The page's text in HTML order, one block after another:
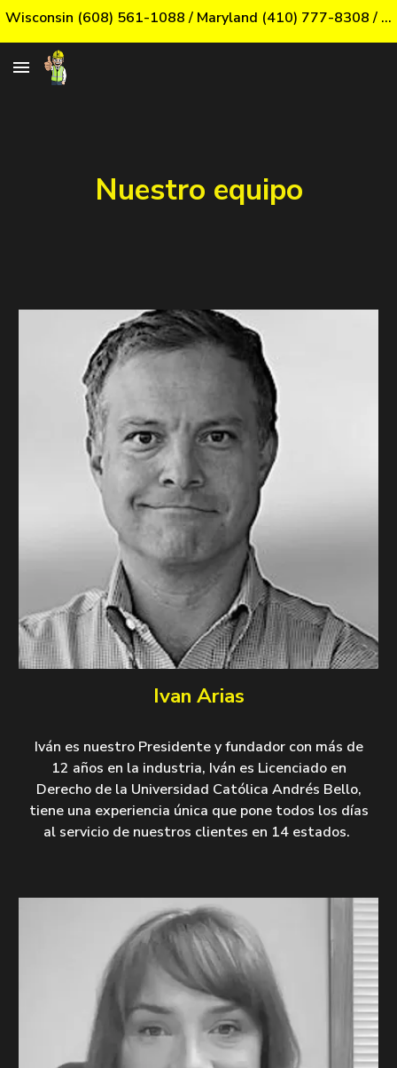
Wisconsin (608) 561-1088 / Maryland (410) 777-8308 / Otros Estados (855) 923-2007
Nuestro equipo
Ivan Arias
Iván es nuestro Presidente y fundador con más de
12 años en la industria, Iván es Licenciado en
Derecho de la Universidad Católica Andrés Bello,
tiene una experiencia única que pone todos los días
al servicio de nuestros clientes en 14 estados.